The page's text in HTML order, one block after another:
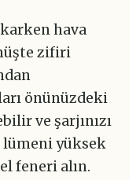
hava
zifiri
önünüzdeki
ve şarjınızı
lümeni yüksek
feneri alın.